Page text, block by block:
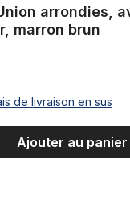
arrondies,
marron brun
de livraison en sus
Ajouter au panier